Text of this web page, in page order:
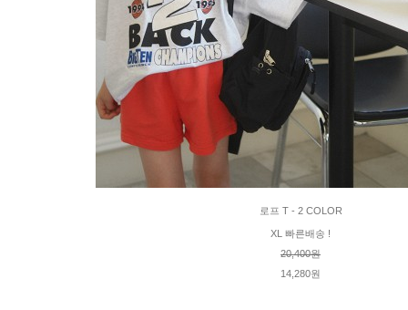
로프 T - 2 COLOR
XL 빠른배송 !
20,400원
14,280원